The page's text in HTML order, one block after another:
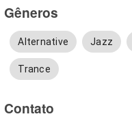
Gêneros
Alternative Jazz
Trance
Contato